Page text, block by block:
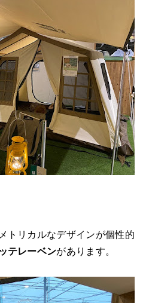
トリカルなデザインが個性的
テレーベンがあります。